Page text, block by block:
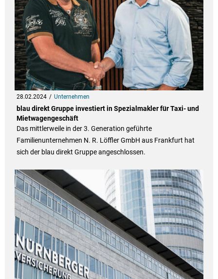
28.02.2024 Unternehmen
blau direkt Gruppe investiert in Spezialmakler für Taxi- und
Mietwagengeschäft
Das mittlerweile in der 3. Generation geführte
Familienunternehmen N. R. Löffler GmbH aus Frankfurt hat
sich der blau direkt Gruppe angeschlossen.